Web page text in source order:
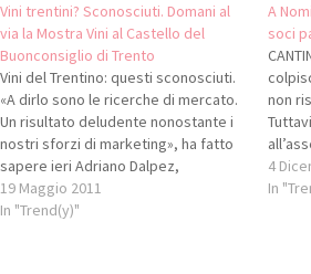
Vini trentini? Sconosciuti. Domani al
via la Mostra Vini al Castello del
Buonconsiglio di Trento
Vini del Trentino: questi sconosciuti.
«A dirlo sono le ricerche di mercato.
Un risultato deludente nonostante i
nostri sforzi di marketing», ha fatto
sapere ieri Adriano Dalpez,
presidente della Camera di
Commercio di Trento, durante la
19 Maggio 2011
In "Trend(y)"
A
soci
non
Nomi
4
In